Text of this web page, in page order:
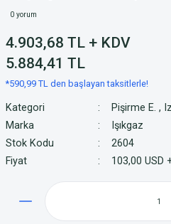
0 yorum
4.903,68 TL + KDV
5.884,41 TL
*590,99 TL den başlayan taksitlerle!
Kategori Pişirme E. ,
Marka
Işıkgaz
Stok Kodu
2604
Fiyat
103,00 USD